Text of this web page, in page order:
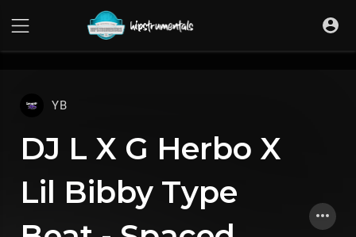
YB
DJ L X G Herbo X
Lil Bibby Type